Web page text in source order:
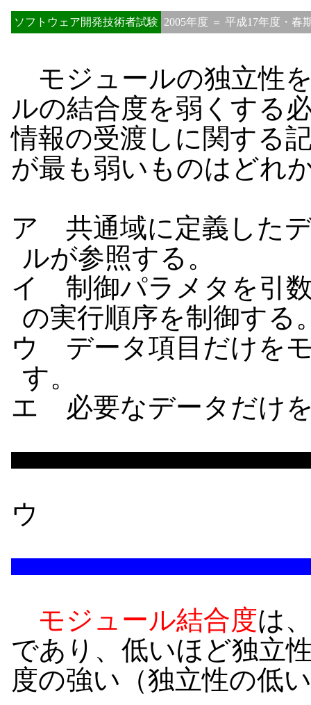
ソフトウェア開発技術者試験 2005年度 ＝ 平成17年度・春
モジュールの独立性
ルの結合度を弱くする
情報の受渡しに関する
が最も弱いものはどれ
ア 共通域に定義した
ルが参照する。
イ 制御パラメタを引
の実行順序を制御する
ウ データ項目だけを
す。
エ 必要なデータだけ
ウ
モジュール結合度は
であり、低いほど独立
度の強い（独立性の低